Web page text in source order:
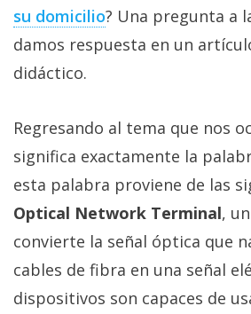
Foros
Contacto
nosotros
/
Publicidad
/
Cambiar
opciones
de
privacidad
su domicilio? Una pregunta a
damos respuesta en un
didáctico.
Regresando al tema que nos
significa exactamente la
esta palabra proviene de las
Optical Network Terminal,
convierte la señal óptica que
cables de fibra en una señal
dispositivos son capaces de